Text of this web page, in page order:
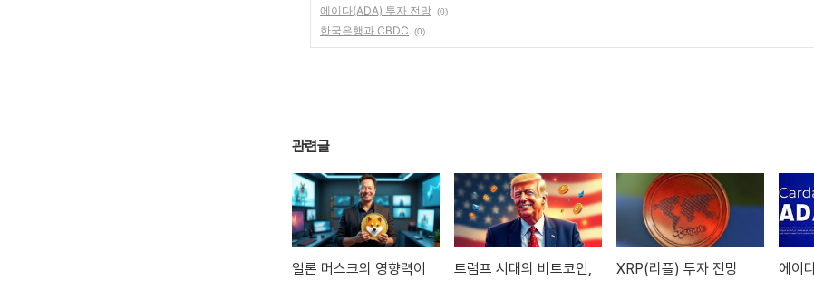
에이다(ADA) 투자 전망 (0)
한국은행과 CBDC (0)
관련글
일론 머스크의 영향력이
트럼프 시대의 비트코인,
XRP(리플) 투자 전망 에이